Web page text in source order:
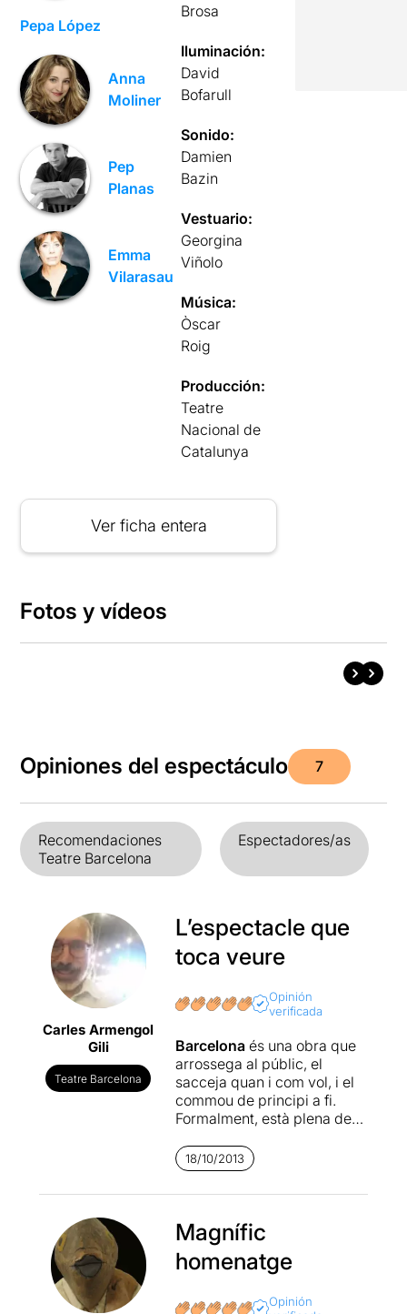
Pepa López
Anna
Moliner
Pep
Planas
Emma
Vilarasau
Brosa
Iluminación:
David
Bofarull
Sonido:
Damien
Bazin
Vestuario:
Georgina
Viñolo
Música:
Òscar
Roig
Producción:
Teatre
Nacional de
Catalunya
Ver ficha entera
Fotos y vídeos
Opiniones del espectáculo 7
Recomendaciones
Teatre Barcelona
Espectadores/as
Carles Armengol
Gili
Teatre Barcelona
L’espectacle que
toca veure
Opinión
verificada
Barcelona és una obra que
arrossega al públic, el
sacceja quan i com vol, i el
commou de principi a fi.
Formalment, està plena de
escola, trampes... però què
més dóna si el resultat
acaba deixant el públic
m'hagués agradat una
estructura més arriscada, o
uns girs menys
més dóna si durant gairebé
18/10/2013
Magnífic
homenatge
Opinión